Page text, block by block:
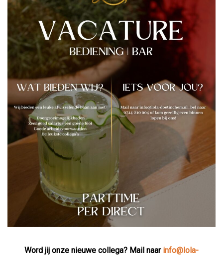
Word jij onze nieuwe collega? Mail naar info@lola-